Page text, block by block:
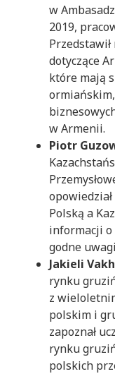
w
2019,
dotyczące
które mają
w Armenii.
Piotr
Polską a
informacji o
godne
Jakieli
rynku
z
polskim i
zapoznał
rynku
polskich